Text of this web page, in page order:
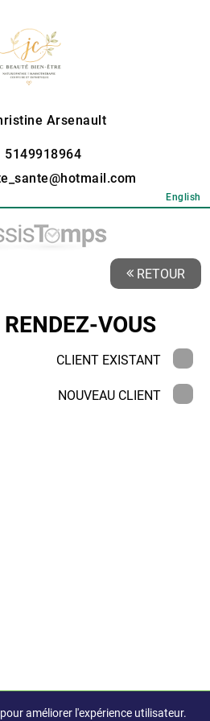
Arsenault
5149918964
English
RETOUR
VOUS
CLIENT EXISTANT
NOUVEAU CLIENT
améliorer l'expérience utilisateur.